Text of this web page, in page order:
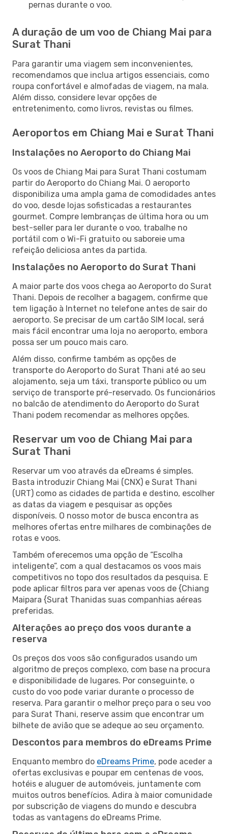
pernas durante o voo.
A duração de um voo de Chiang Mai para
Surat Thani
Para garantir uma viagem sem inconvenientes,
recomendamos que inclua artigos essenciais, como
roupa confortável e almofadas de viagem, na mala.
Além disso, considere levar opções de
entretenimento, como livros, revistas ou filmes.
Aeroportos em Chiang Mai e Surat Thani
Instalações no Aeroporto do Chiang Mai
Os voos de Chiang Mai para Surat Thani costumam
partir do Aeroporto do Chiang Mai. O aeroporto
disponibiliza uma ampla gama de comodidades antes
do voo, desde lojas sofisticadas a restaurantes
gourmet. Compre lembranças de última hora ou um
best-seller para ler durante o voo, trabalhe no
portátil com o Wi-Fi gratuito ou saboreie uma
refeição deliciosa antes da partida.
Instalações no Aeroporto do Surat Thani
A maior parte dos voos chega ao Aeroporto do Surat
Thani. Depois de recolher a bagagem, confirme que
tem ligação à Internet no telefone antes de sair do
aeroporto. Se precisar de um cartão SIM local, será
mais fácil encontrar uma loja no aeroporto, embora
possa ser um pouco mais caro.
Além disso, confirme também as opções de
transporte do Aeroporto do Surat Thani até ao seu
alojamento, seja um táxi, transporte público ou um
serviço de transporte pré-reservado. Os funcionários
no balcão de atendimento do Aeroporto do Surat
Thani podem recomendar as melhores opções.
Reservar um voo de Chiang Mai para
Surat Thani
Reservar um voo através da eDreams é simples.
Basta introduzir Chiang Mai (CNX) e Surat Thani
(URT) como as cidades de partida e destino, escolher
as datas da viagem e pesquisar as opções
disponíveis. O nosso motor de busca encontra as
melhores ofertas entre milhares de combinações de
rotas e voos.
Também oferecemos uma opção de “Escolha
inteligente”, com a qual destacamos os voos mais
competitivos no topo dos resultados da pesquisa. E
pode aplicar filtros para ver apenas voos de {Chiang
Maipara {Surat Thanidas suas companhias aéreas
preferidas.
Alterações ao preço dos voos durante a
reserva
Os preços dos voos são configurados usando um
algoritmo de preços complexo, com base na procura
e disponibilidade de lugares. Por conseguinte, o
custo do voo pode variar durante o processo de
reserva. Para garantir o melhor preço para o seu voo
para Surat Thani, reserve assim que encontrar um
bilhete de avião que se adeque ao seu orçamento.
Descontos para membros do eDreams Prime
Enquanto membro do eDreams Prime, pode aceder a
ofertas exclusivas e poupar em centenas de voos,
hotéis e aluguer de automóveis, juntamente com
muitos outros benefícios. Adira à maior comunidade
por subscrição de viagens do mundo e descubra
todas as vantagens do eDreams Prime.